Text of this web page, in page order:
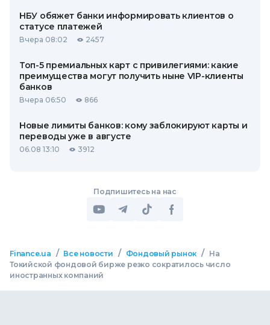
НБУ обяжет банки информировать клиентов о
статусе платежей
Вчера 08:02 2457
Топ-5 премиальных карт с привилегиями: какие
преимущества могут получить ныне VIP-клиенты
банков
Вчера 06:50 866
Новые лимиты банков: кому заблокируют карты и
переводы уже в августе
06.08 13:10 3912
Подпишитесь на нас
Finance.ua / Все новости / Фондовый рынок /
На
Токийской фондовой бирже резко сократилось число
иностранных компаний